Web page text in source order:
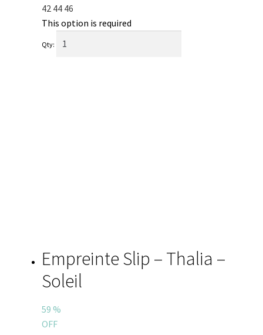
42 44 46
This option is required
Qty:
Empreinte Slip – Thalia –
Soleil
59 %
OFF